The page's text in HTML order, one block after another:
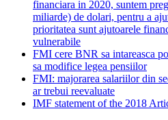
financiara in 2020, suntem
miliarde) de dolari, pentru a
prioritatea sunt ajutoarele
vulnerabile
FMI cere BNR sa intareasca
sa modifice legea pensiilor
FMI: majorarea salariilor din
ar trebui reevaluate
IMF statement of the 2018